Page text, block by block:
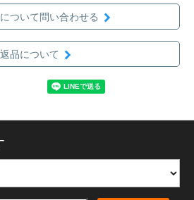
ついて問い合わせる
返品について